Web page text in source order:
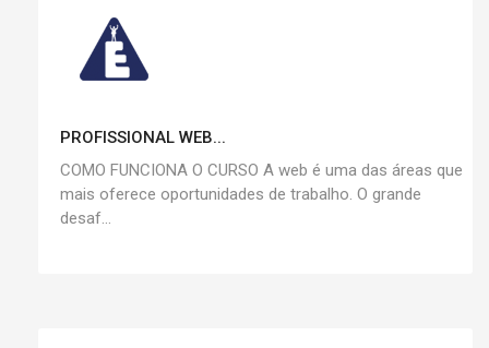
PROFISSIONAL WEB...
COMO FUNCIONA O CURSO A web é uma das áreas que
mais oferece oportunidades de trabalho. O grande
desaf...